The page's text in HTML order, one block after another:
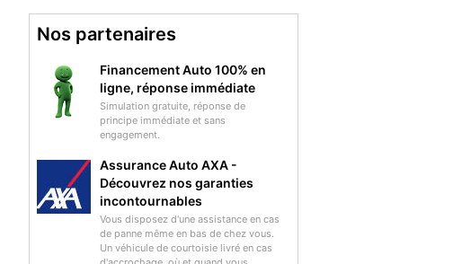
Nos partenaires
Financement Auto 100% en
ligne, réponse immédiate
Simulation gratuite, réponse de
principe immédiate et sans
engagement.
Assurance Auto AXA -
Découvrez nos garanties
incontournables
Vous disposez d'une assistance en cas
de panne même en bas de chez vous.
Un véhicule de courtoisie livré en cas